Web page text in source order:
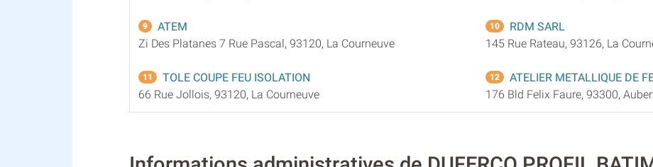
9
ATEM
Zi Des Platanes 7 Rue Pascal, 93120, La Courneuve
10
RDM SARL
145 Rue Rateau, 93126, La
11
TOLE COUPE FEU ISOLATION
66 Rue Jollois, 93120, La Courneuve
12
ATELIER METALLIQUE DE
176 Bld Felix Faure, 93300,